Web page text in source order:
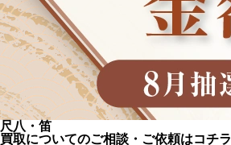
尺八・笛
買取についてのご相談・ご依頼はコチラ